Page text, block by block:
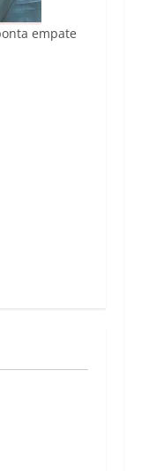
empate